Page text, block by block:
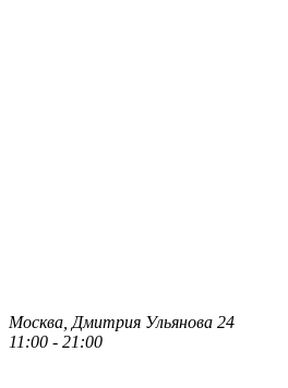
Москва, Дмитрия Ульянова 24
11:00 - 21:00